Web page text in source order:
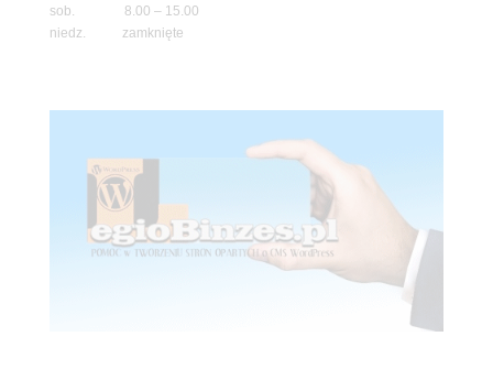
sob. 8.00 – 15.00
niedz. zamknięte